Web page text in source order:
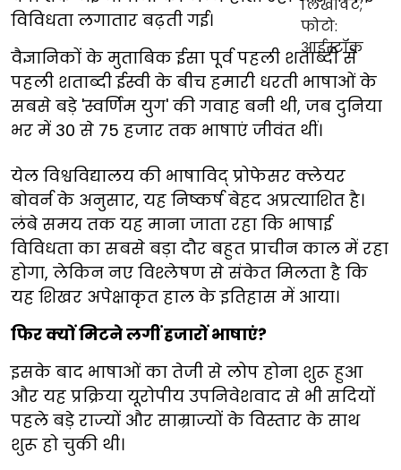
विविधता लगातार बढ़ती गई।
वैज्ञानिकों के मुताबिक ईसा पूर्व पहली शताब्दी से
पहली शताब्दी ईस्वी के बीच हमारी धरती भाषाओं के
सबसे बड़े 'स्वर्णिम युग' की गवाह बनी थी, जब दुनिया
भर में 30 से 75 हजार तक भाषाएं जीवंत थीं।
येल विश्वविद्यालय की भाषाविद् प्रोफेसर क्लेयर
बोवर्न के अनुसार, यह निष्कर्ष बेहद अप्रत्याशित है।
लंबे समय तक यह माना जाता रहा कि भाषाई
विविधता का सबसे बड़ा दौर बहुत प्राचीन काल में रहा
होगा, लेकिन नए विश्लेषण से संकेत मिलता है कि
यह शिखर अपेक्षाकृत हाल के इतिहास में आया।
फिर क्यों मिटने लगीं हजारों भाषाएं?
इसके बाद भाषाओं का तेजी से लोप होना शुरू हुआ
और यह प्रक्रिया यूरोपीय उपनिवेशवाद से भी सदियों
पहले बड़े राज्यों और साम्राज्यों के विस्तार के साथ
शुरू हो चुकी थी।